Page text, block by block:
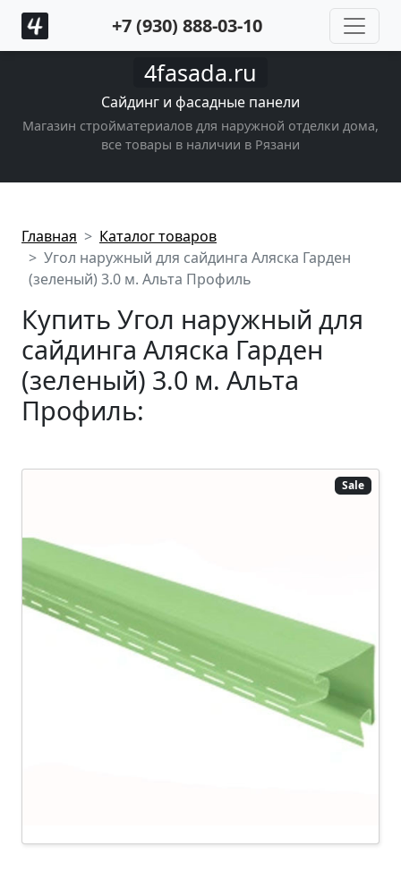
+7 (930) 888-03-10
4fasada.ru
Сайдинг и фасадные панели
Магазин стройматериалов для наружной отделки дома,
все товары в наличии в Рязани
Главная
Каталог товаров
Угол наружный для сайдинга Аляска Гарден
(зеленый) 3.0 м. Альта Профиль
Купить Угол наружный для
сайдинга Аляска Гарден
(зеленый) 3.0 м. Альта
Профиль:
Sale